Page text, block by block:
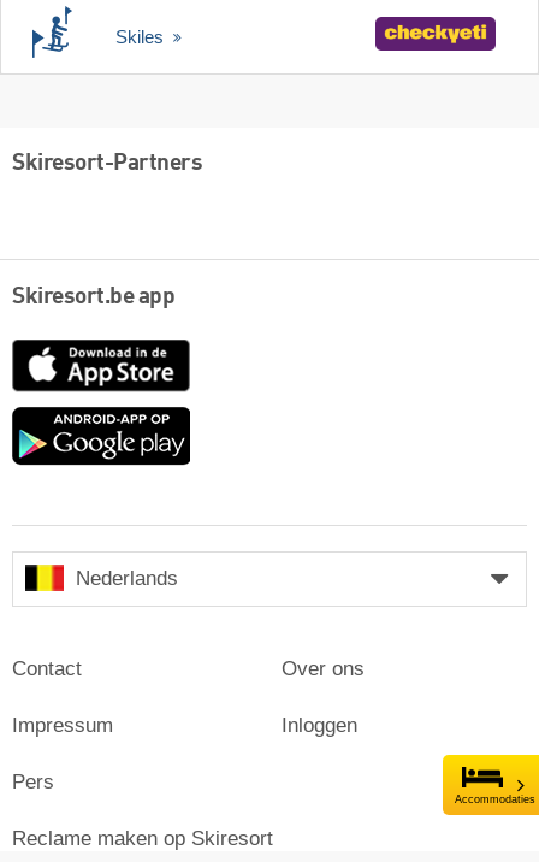
Accommodaties
Skiles
Skiresort-Partners
Skiresort.be app
App
Google
Nederlands
Contact
Impressum
Pers
Over ons
Inloggen
Reclame maken op Skiresort